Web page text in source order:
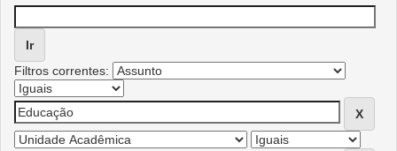
Filtros correntes: